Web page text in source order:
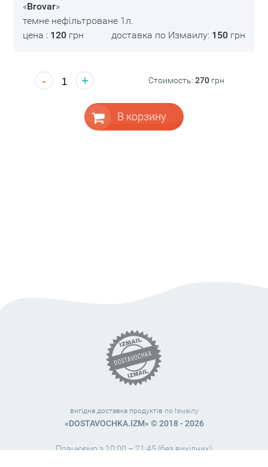
«Brovar»
темне нефільтроване 1л.
цена : 120грн доставка по Измаилу: 150 грн
- + Стоимость:270 грн
В корзину
вигідна доставка продуктів по Ізмаїлу
«DOSTAVOCHKA.IZM» © 2018 - 2026
Працюємо з 10:00 – 21:45 (без вихідних)